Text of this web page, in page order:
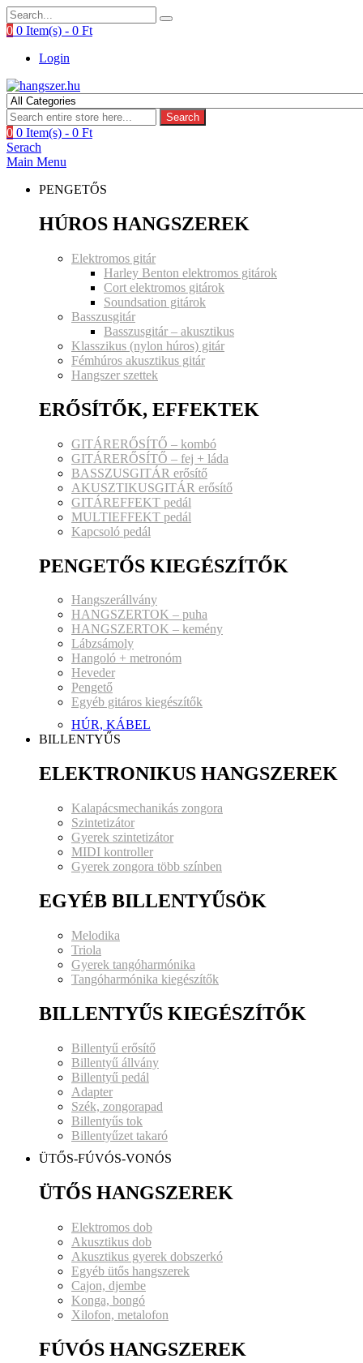
0 0 Item(s) - 0 Ft
Login
Search
0 0 Item(s) - 0 Ft
Serach
Main Menu
PENGETŐS
HÚROS HANGSZEREK
Elektromos gitár
Harley Benton elektromos gitárok
Cort elektromos gitárok
Soundsation gitárok
Basszusgitár
Basszusgitár – akusztikus
Klasszikus (nylon húros) gitár
Fémhúros akusztikus gitár
Hangszer szettek
ERŐSÍTŐK, EFFEKTEK
GITÁRERŐSÍTŐ – kombó
GITÁRERŐSÍTŐ – fej + láda
BASSZUSGITÁR erősítő
AKUSZTIKUSGITÁR erősítő
GITÁREFFEKT pedál
MULTIEFFEKT pedál
Kapcsoló pedál
PENGETŐS KIEGÉSZÍTŐK
Hangszerállvány
HANGSZERTOK – puha
HANGSZERTOK – kemény
Lábzsámoly
Hangoló + metronóm
Heveder
Pengető
Egyéb gitáros kiegészítők
HÚR, KÁBEL
BILLENTYŰS
ELEKTRONIKUS HANGSZEREK
Kalapácsmechanikás zongora
Szintetizátor
Gyerek szintetizátor
MIDI kontroller
Gyerek zongora több színben
EGYÉB BILLENTYŰSÖK
Melodika
Triola
Gyerek tangóharmónika
Tangóharmónika kiegészítők
BILLENTYŰS KIEGÉSZÍTŐK
Billentyű erősítő
Billentyű állvány
Billentyű pedál
Adapter
Szék, zongorapad
Billentyűs tok
Billentyűzet takaró
ÜTŐS-FÚVÓS-VONÓS
ÜTŐS HANGSZEREK
Elektromos dob
Akusztikus dob
Akusztikus gyerek dobszerkó
Egyéb ütős hangszerek
Cajon, djembe
Konga, bongó
Xilofon, metalofon
FÚVÓS HANGSZEREK